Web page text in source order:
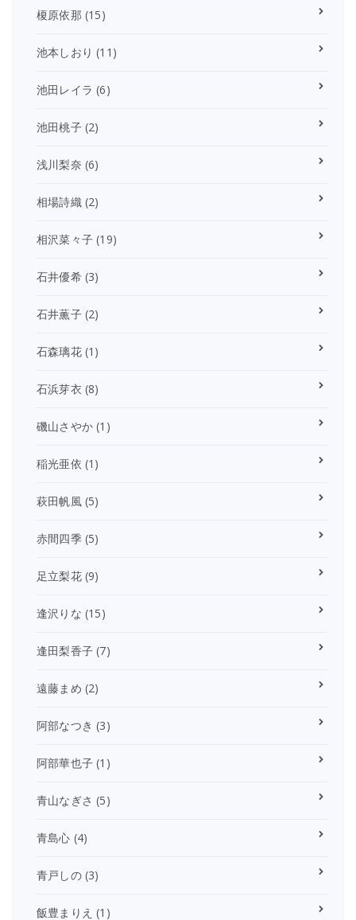
榎原依那 (15)
池本しおり (11)
池田レイラ (6)
池田桃子(2)
浅川梨奈 (6)
相場詩織 (2)
相沢菜々子 (19)
石井優希(3)
石井薫子(2)
石森璃花(1)
石浜芽衣 (8)
磯山さやか (1)
稲光亜依 (1)
萩田帆風(5)
赤間四季(5)
足立梨花(9)
逢沢りな (15)
逢田梨香子 (7)
遠藤まめ (2)
阿部なつき (3)
阿部華也子 (1)
青山なぎさ (5)
青島心 (4)
青戸しの(3)
飯豊まりえ (1)